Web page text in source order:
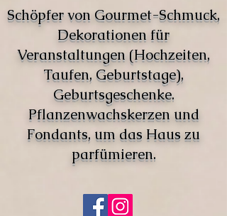
Schöpfer von Gourmet-Schmuck,
Dekorationen für
Veranstaltungen (Hochzeiten,
Taufen, Geburtstage),
Geburtsgeschenke.
Pflanzenwachskerzen und
Fondants, um das Haus zu
parfümieren.